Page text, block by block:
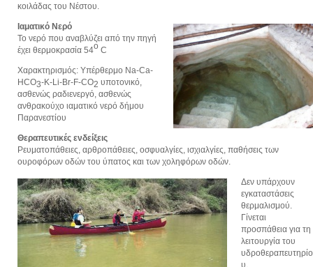
κοιλάδας του Νέστου.
Ιαματικό Νερό
Το νερό που αναβλύζει από την πηγή
έχει θερμοκρασία 54ο C
Χαρακτηρισμός: Υπέρθερμο Νa-Ca-
ΗCΟ3-Κ-Li-Βr-F-CΟ2 υποτονικό,
ασθενώς ραδιενεργό, ασθενώς
ανθρακούχο ιαματικό νερό δήμου
Παρανεστίου
Θεραπευτικές ενδείξεις
Ρευματοπάθειες, αρθροπάθειες, οσφυαλγίες, ισχιαλγίες, παθήσεις των
ουροφόρων οδών του ύπατος και των χοληφόρων οδών.
Δεν υπάρχουν
εγκαταστάσεις
θερμαλισμού.
Γίνεται
προσπάθεια για τη
λειτουργία του
υδροθεραπευτηρίο
υ.